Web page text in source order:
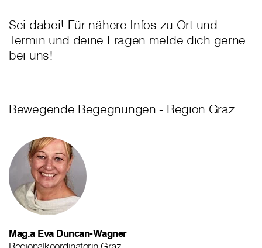
Sei dabei! Für nähere Infos zu Ort und
Termin und deine Fragen melde dich gerne
bei uns!
Bewegende Begegnungen - Region Graz
Mag.a Eva Duncan-Wagner